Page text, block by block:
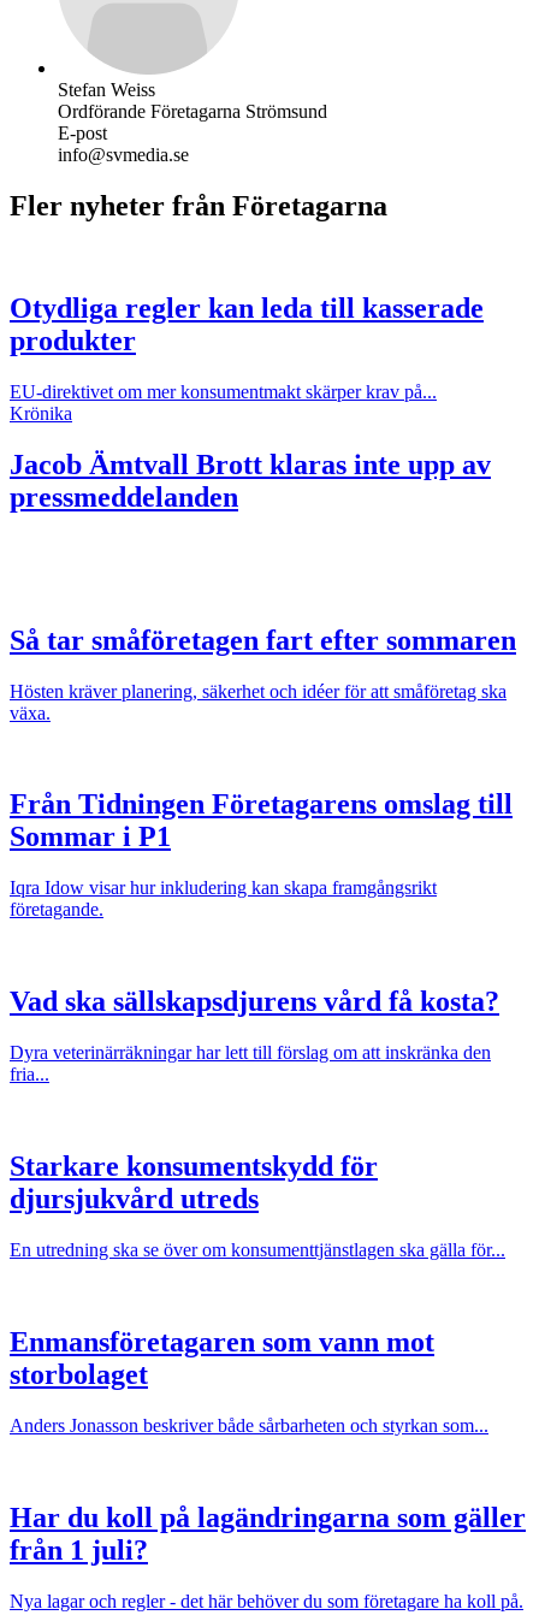
Stefan Weiss
Ordförande Företagarna Strömsund
E-post
info@svmedia.se
Fler nyheter från Företagarna
Otydliga regler kan leda till kasserade
produkter
EU-direktivet om mer konsumentmakt skärper krav på...
Krönika
Jacob Ämtvall Brott klaras inte upp av
pressmeddelanden
Så tar småföretagen fart efter sommaren
Hösten kräver planering, säkerhet och idéer för att småföretag ska
växa.
Från Tidningen Företagarens omslag till
Sommar i P1
Iqra Idow visar hur inkludering kan skapa framgångsrikt
företagande.
Vad ska sällskapsdjurens vård få kosta?
Dyra veterinärräkningar har lett till förslag om att inskränka den
fria...
Starkare konsumentskydd för
djursjukvård utreds
En utredning ska se över om konsumenttjänstlagen ska gälla för...
Enmansföretagaren som vann mot
storbolaget
Anders Jonasson beskriver både sårbarheten och styrkan som...
Har du koll på lagändringarna som gäller
från 1 juli?
Nya lagar och regler - det här behöver du som företagare ha koll på.